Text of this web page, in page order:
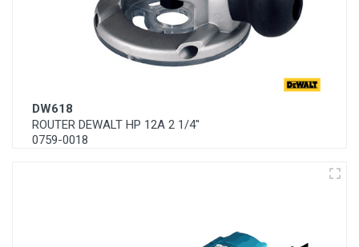
DW618
ROUTER DEWALT HP 12A 2 1/4"
0759-0018